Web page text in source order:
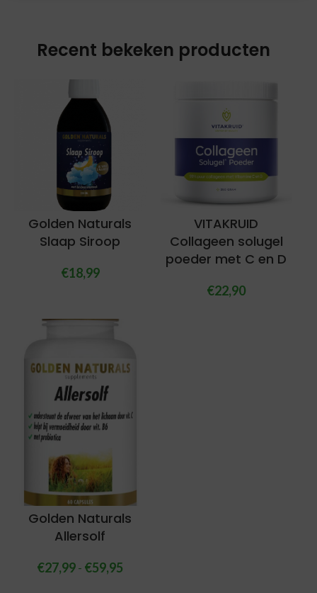
Recent bekeken producten
Golden Naturals
Slaap Siroop
€18,99
VITAKRUID
Collageen solugel
poeder met C en D
€22,90
Golden Naturals
Allersolf
€27,99- €59,95